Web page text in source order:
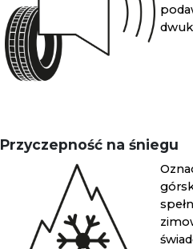
Przyczepność na śniegu